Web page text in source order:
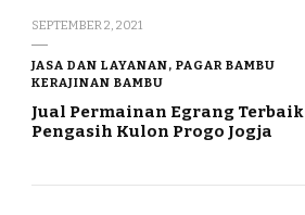
SEPTEMBER 2, 2021
JASA DAN LAYANAN, PAGAR BAMBU
KERAJINAN BAMBU
Jual Permainan Egrang Terbaik
Pengasih Kulon Progo Jogja